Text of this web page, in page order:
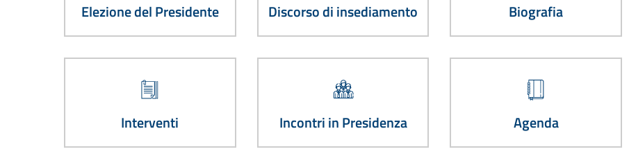
Elezione del Presidente Discorso di insediamento Biografia
Interventi Incontri in Presidenza Agenda